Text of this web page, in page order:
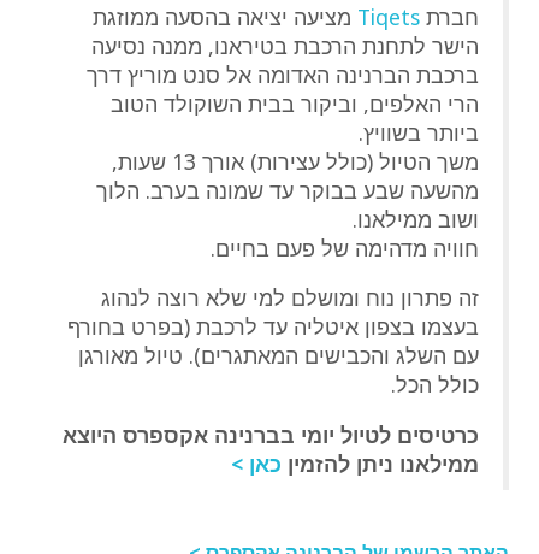
חברת Tiqets מציעה יציאה בהסעה ממוזגת
הישר לתחנת הרכבת בטיראנו, ממנה נסיעה
ברכבת הברנינה האדומה אל סנט מוריץ דרך
הרי האלפים, וביקור בבית השוקולד הטוב
ביותר בשוויץ.
משך הטיול (כולל עצירות) אורך 13 שעות,
מהשעה שבע בבוקר עד שמונה בערב. הלוך
ושוב ממילאנו.
חוויה מדהימה של פעם בחיים.
זה פתרון נוח ומושלם למי שלא רוצה לנהוג
בעצמו בצפון איטליה עד לרכבת (בפרט בחורף
עם השלג והכבישים המאתגרים). טיול מאורגן
כולל הכל.
כרטיסים לטיול יומי בברנינה אקספרס היוצא
ממילאנו ניתן להזמין כאן >